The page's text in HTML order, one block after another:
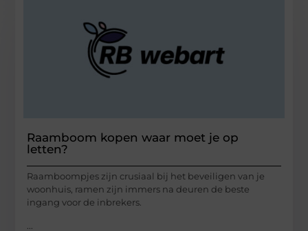
Raamboom kopen waar moet je op
letten?
Raamboompjes zijn crusiaal bij het beveiligen van je
woonhuis, ramen zijn immers na deuren de beste
ingang voor de inbrekers.